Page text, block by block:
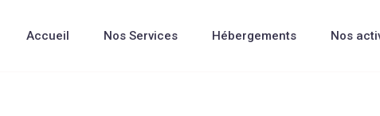
Accueil Nos Services Hébergements Nos